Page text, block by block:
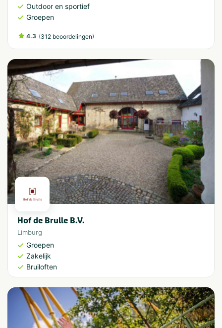
Outdoor en sportief
Groepen
4.3 (312 beoordelingen)
Hof de Brulle B.V.
Limburg
Groepen
Zakelijk
Bruiloften